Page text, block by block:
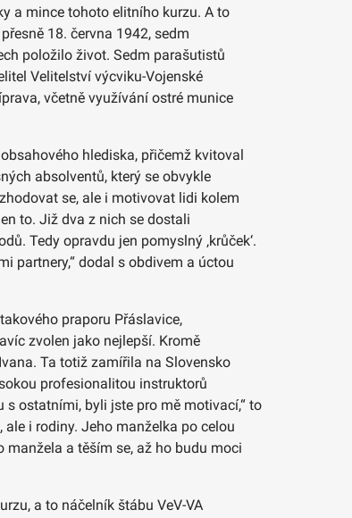
a mince tohoto elitního kurzu. A to
18. června 1942, sedm
položilo život. Sedm parašutistů
Velitelství výcviku-Vojenské
včetně využívání ostré munice
hlediska, přičemž kvitoval
absolventů, který se obvykle
se, ale i motivovat lidi kolem
to. Již dva z nich se dostali
Tedy opravdu jen pomyslný ‚krůček‘.
partnery,“ dodal s obdivem a úctou
praporu Přáslavice,
zvolen jako nejlepší. Kromě
Ta totiž zamířila na Slovensko
profesionalitou instruktorů
ostatními, byli jste pro mě motivací,“ to
i rodiny. Jeho manželka po celou
manžela a těším se, až ho budu moci
a to náčelník štábu VeV-VA